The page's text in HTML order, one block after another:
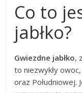
Co to
jabłko?
Gwiezdne jabłko,
to niezwykły
oraz Południowej.